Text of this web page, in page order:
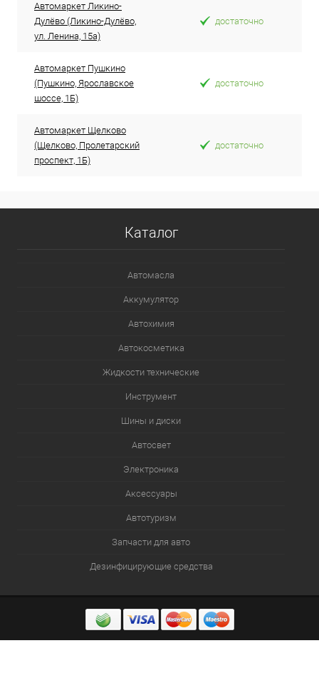
Автомаркет Ликино-
Дулёво (Ликино-Дулёво,
ул. Ленина, 15а)
достаточно
Автомаркет Пушкино
(Пушкино, Ярославское
шоссе, 1Б)
достаточно
Автомаркет Щелково
(Щелково, Пролетарский
проспект, 1Б)
достаточно
Каталог
Автомасла
Аккумулятор
Автохимия
Автокосметика
Жидкости технические
Инструмент
Шины и диски
Автосвет
Электроника
Аксессуары
Автотуризм
Запчасти для авто
Дезинфицирующие средства